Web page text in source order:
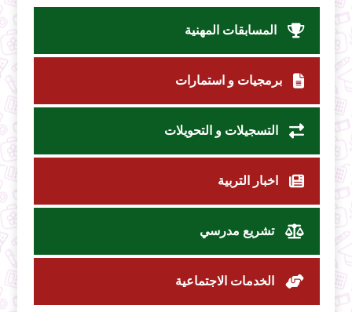
المسابقات المهنية
برمجيات و استمارات
التسجيلات و التحويلات
اخبار التربية
تشريع مدرسي
الخدمات الاجتماعية